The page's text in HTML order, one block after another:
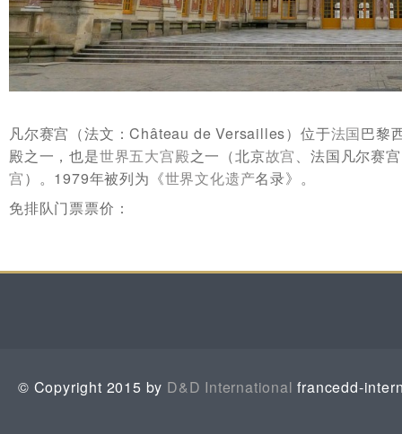
凡尔赛宫（法文：Château de Versailles）位于法国巴黎
殿之一，也是世界五大宫殿之一（北京故宫、法国凡尔赛
宫）。1979年被列为《世界文化遗产名录》。
免排队门票票价：
© Copyright 2015 by D&D International francedd-